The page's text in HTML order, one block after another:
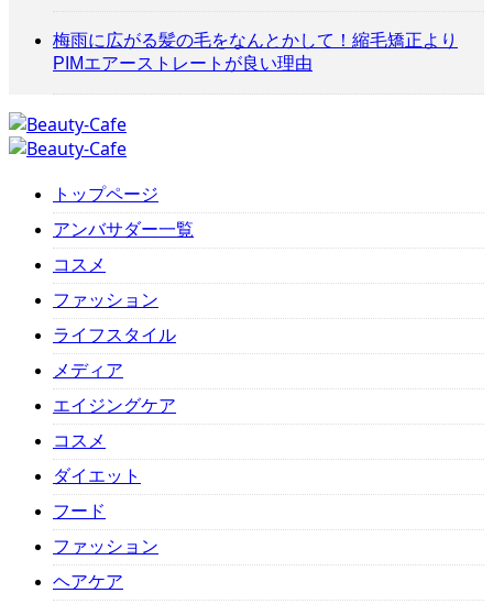
梅雨に広がる髪の毛をなんとかして！縮毛矯正より
PIMエアーストレートが良い理由
トップページ
アンバサダー一覧
コスメ
ファッション
ライフスタイル
メディア
エイジングケア
コスメ
ダイエット
フード
ファッション
ヘアケア